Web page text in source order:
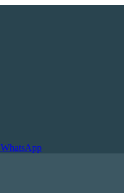
WhatsApp